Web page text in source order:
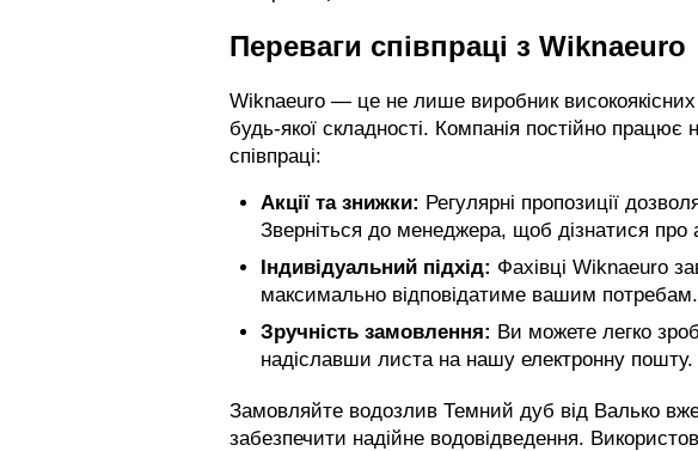
Переваги співпраці з Wiknaeuro
Wiknaeuro — це не лише виробник
будь-якої складності. Компанія постійно працює
співпраці:
Акції та знижки: Регулярні пропозиції
Зверніться до менеджера, щоб дізнатися про
Індивідуальний підхід: Фахівці Wiknaeuro
максимально відповідатиме вашим потребам.
Зручність замовлення: Ви можете легко
надіславши листа на нашу електронну пошту.
Замовляйте водозлив Темний дуб від Валько
забезпечити надійне водовідведення.